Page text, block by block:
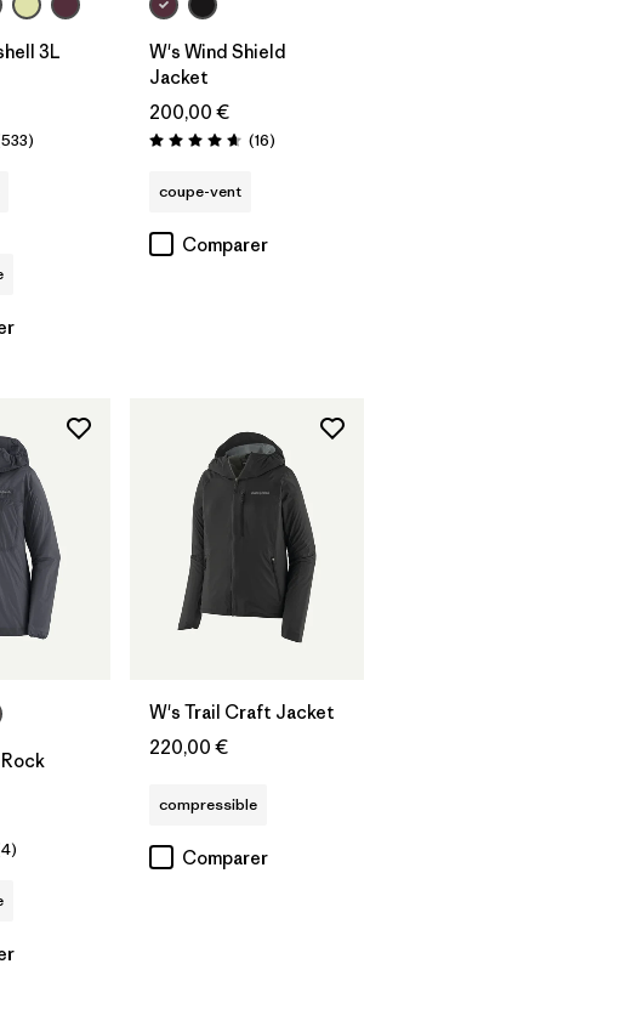
3L
5 Avis
)
W's Wind Shield
Jacket
200,00 €
Évaluation: 4.6 / 5
(16Avis
)
coupe-vent
Comparer
5Avis
)
W's Trail Craft Jacket
220,00 €
compressible
Comparer